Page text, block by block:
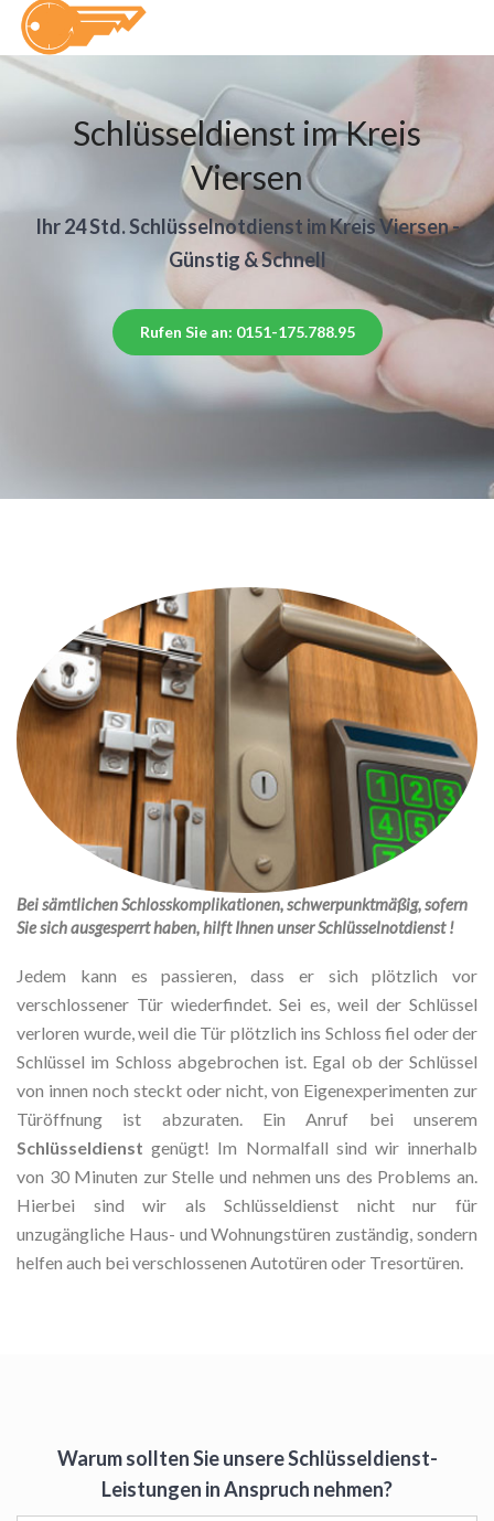
Schlüsseldienst im Kreis
Viersen
Ihr 24 Std. Schlüsselnotdienst im Kreis Viersen -
Günstig & Schnell
Rufen Sie an: 0151-175.788.95
Bei sämtlichen Schlosskomplikationen, schwerpunktmäßig, sofern
Sie sich ausgesperrt haben, hilft Ihnen unser Schlüsselnotdienst !
Jedem kann es passieren, dass er sich plötzlich vor
verschlossener Tür wiederfindet. Sei es, weil der Schlüssel
verloren wurde, weil die Tür plötzlich ins Schloss fiel oder der
Schlüssel im Schloss abgebrochen ist. Egal ob der Schlüssel
von innen noch steckt oder nicht, von Eigenexperimenten zur
Türöffnung ist abzuraten. Ein Anruf bei unserem
Schlüsseldienstgenügt! Im Normalfall sind wir innerhalb
von 30 Minuten zur Stelle und nehmen uns des Problems an.
Hierbei sind wir als Schlüsseldienst nicht nur für
unzugängliche Haus- und Wohnungstüren zuständig, sondern
helfen auch bei verschlossenen Autotüren oder Tresortüren.
Warum sollten Sie unsere Schlüsseldienst-
Leistungen in Anspruch nehmen?